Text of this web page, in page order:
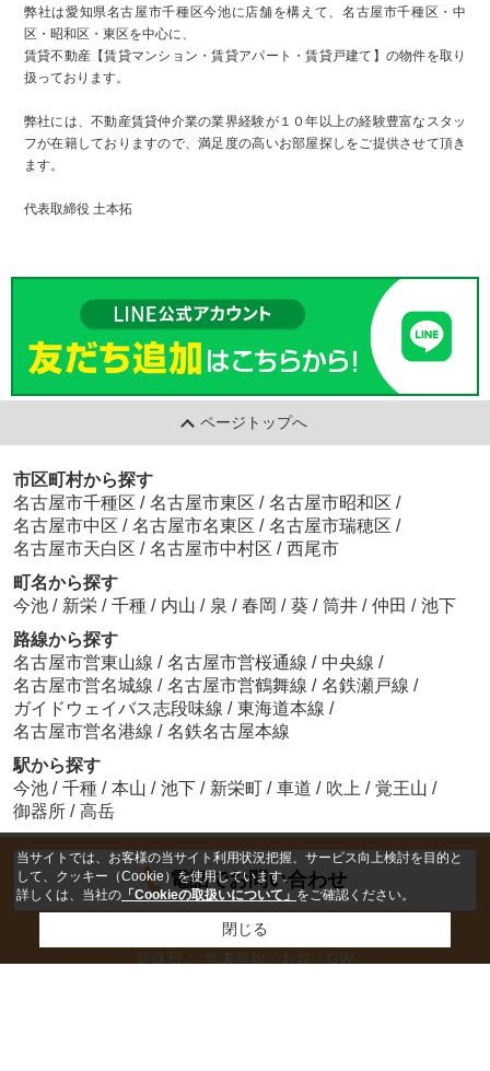
弊社は愛知県名古屋市千種区今池に店舗を構えて、名古屋市千種区・中
区・昭和区・東区を中心に、
賃貸不動産【賃貸マンション・賃貸アパート・賃貸戸建て】の物件を取り
扱っております。
弊社には、不動産賃貸仲介業の業界経験が１０年以上の経験豊富なスタッ
フが在籍しておりますので、満足度の高いお部屋探しをご提供させて頂き
ます。
代表取締役 土本拓
ページトップへ
市区町村から探す
名古屋市千種区 / 名古屋市東区 / 名古屋市昭和区 /
名古屋市中区 / 名古屋市名東区 / 名古屋市瑞穂区 /
名古屋市天白区 / 名古屋市中村区 / 西尾市
町名から探す
今池 / 新栄 / 千種 / 内山 / 泉 / 春岡 / 葵 / 筒井 / 仲田 / 池下
路線から探す
名古屋市営東山線 / 名古屋市営桜通線 / 中央線 /
名古屋市営名城線 / 名古屋市営鶴舞線 / 名鉄瀬戸線 /
ガイドウェイバス志段味線 / 東海道本線 /
名古屋市営名港線 / 名鉄名古屋本線
駅から探す
今池 / 千種 / 本山 / 池下 / 新栄町 / 車道 / 吹上 / 覚王山 /
御器所 / 高岳
電話でお問い合わせ
10：00～19：00
定休日：
年末年始・お盆・GW
当サイトでは、お客様の当サイト利用状況把握、サービス向上検討を目的と
して、クッキー（Cookie）を使用しています。
詳しくは、当社の 「Cookieの取扱いについて」 をご確認ください。
閉じる